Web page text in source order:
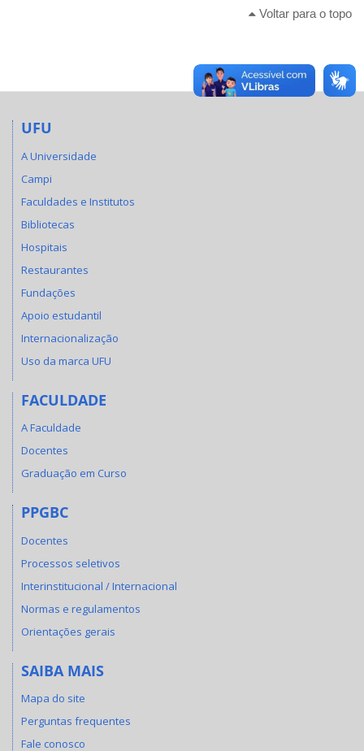
Voltar para o topo
UFU
A Universidade
Campi
Faculdades e Institutos
Bibliotecas
Hospitais
Restaurantes
Fundações
Apoio estudantil
Internacionalização
Uso da marca UFU
FACULDADE
A Faculdade
Docentes
Graduação em Curso
PPGBC
Docentes
Processos seletivos
Interinstitucional / Internacional
Normas e regulamentos
Orientações gerais
SAIBA MAIS
Mapa do site
Perguntas frequentes
Fale conosco